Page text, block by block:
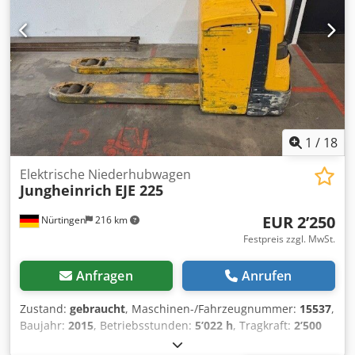
1 / 18
Nürtingen 216 km
Elektrische Niederhubwagen
Jungheinrich EJE 225
EUR 2’250
Festpreis zzgl. MwSt.
Anfragen Anrufen
Zustand: gebraucht, Maschinen-/Fahrzeugnummer: 15537,
Baujahr: 2015, Betriebsstunden: 5’022 h, Tragkraft: 2’500
, Lastschwerpunkt: